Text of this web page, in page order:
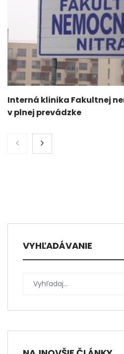
Interná klinika Fakultnej
v plnej prevádzke
VYHĽADÁVANIE